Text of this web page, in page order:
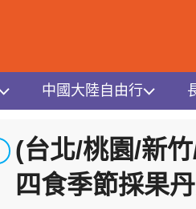
中國大陸自由行
台灣地區 中彰投 (台北/桃園/新竹/
(台北/桃園/新
四食季節採果